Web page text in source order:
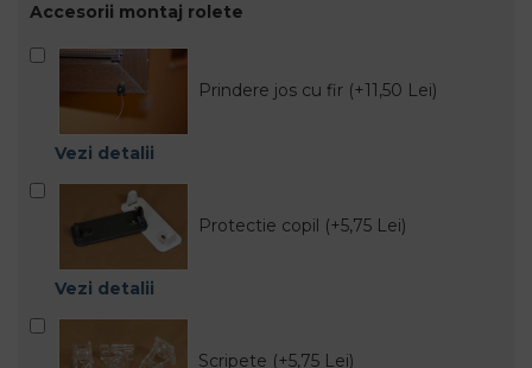
Accesorii montaj rolete
Prindere jos cu fir (+11,50 Lei)
Vezi detalii
Protectie copil (+5,75 Lei)
Vezi detalii
Scripete (+5,75 Lei)